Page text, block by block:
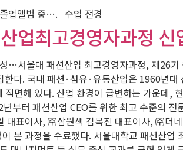
업앨범 중…. 수업 전경
업최고경영자과정 신
…서울대 패션산업 최고경영자과정, 제26
다. 국내 패션·섬유·유통산업은 1960년
면해 있다. 산업 환경이 급변하는 가운데,
부터 패션산업 CEO를 위한 최고 수준의
표이사, ㈜삼원색 김복진 대표이사, ㈜더
본 과정을 수료했다. 서울대학교 패션산